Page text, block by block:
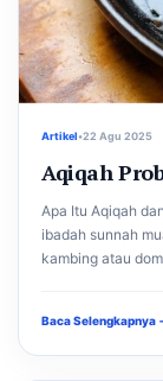
Artikel•22 Agu 2025
Aqiqah
Apa Itu Aqiqah
ibadah sunnah
kambing atau
Baca Selengkapnya